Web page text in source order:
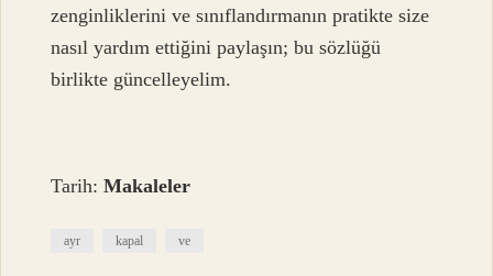
zenginliklerini ve sınıflandırmanın pratikte size
nasıl yardım ettiğini paylaşın; bu sözlüğü
birlikte güncelleyelim.
Tarih:Makaleler
ayr kapal ve